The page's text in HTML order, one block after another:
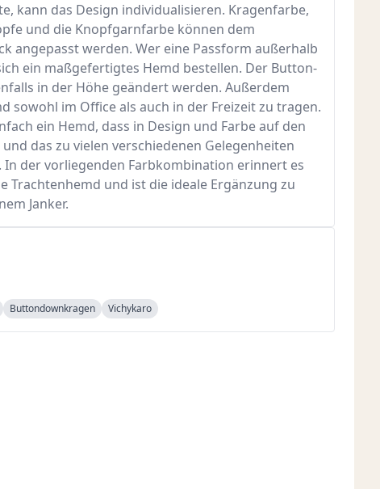
kann das Design individualisieren. Kragenfarbe,
und die Knopfgarnfarbe können dem
angepasst werden. Wer eine Passform außerhalb
ein maßgefertigtes Hemd bestellen. Der Button-
in der Höhe geändert werden. Außerdem
sowohl im Office als auch in der Freizeit zu tragen.
ein Hemd, dass in Design und Farbe auf den
das zu vielen verschiedenen Gelegenheiten
der vorliegenden Farbkombination erinnert es
Trachtenhemd und ist die ideale Ergänzung zu
Janker.
Buttondownkragen Vichykaro